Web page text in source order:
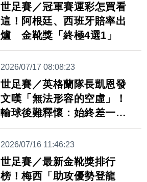
世足賽／冠軍賽運彩怎買看
這！阿根廷、西班牙賠率出
爐 金靴獎「終極4選1」
2026/07/17 08:08:23
世足賽／英格蘭隊長凱恩發
文嘆「無法形容的空虛」！
輸球後難釋懷：始終差一
步....
2026/07/16 11:46:23
世足賽／最新金靴獎排行
榜！梅西「助攻優勢登龍